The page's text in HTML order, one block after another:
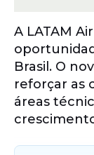
A LATAM
Brasil. O
reforçar as
áreas